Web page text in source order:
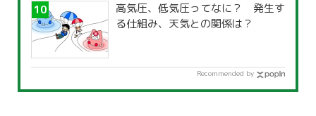
高気圧、低気圧ってなに？ 発生す
る仕組み、天気との関係は？
Recommended by